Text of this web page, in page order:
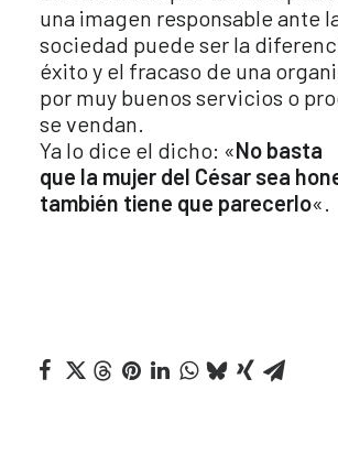
una imagen responsable ante
sociedad puede ser la
éxito y el fracaso de una
por muy buenos servicios o
se vendan.
Ya lo dice el dicho: «No basta
que la mujer del César sea
también tiene que parecerlo«.